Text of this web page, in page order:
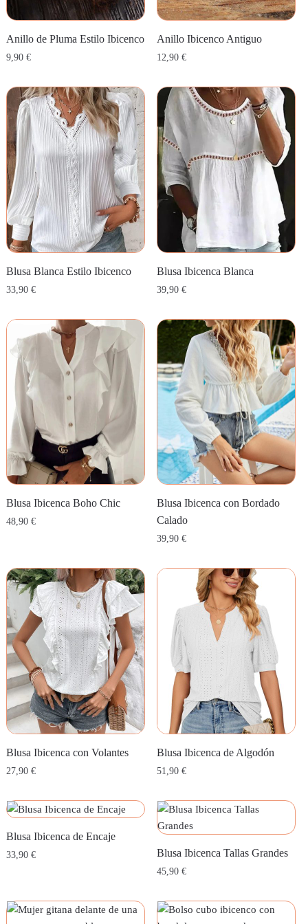
Anillo de Pluma Estilo Ibicenco
9,90 €
Anillo Ibicenco Antiguo
12,90€
Blusa Blanca Estilo Ibicenco
33,90 €
Blusa Ibicenca Blanca
39,90€
Blusa Ibicenca Boho Chic
48,90 €
Blusa Ibicenca con Bordado
Calado
39,90€
Blusa Ibicenca con Volantes
27,90 €
Blusa Ibicenca de Algodón
51,90€
Blusa Ibicenca de Encaje
33,90 € Blusa Ibicenca Tallas Grandes
45,90€